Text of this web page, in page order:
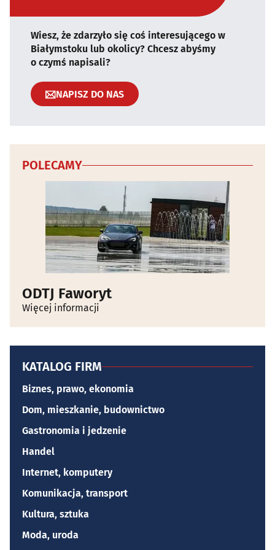
Wiesz, że zdarzyło się coś interesującego w
Białymstoku lub okolicy? Chcesz abyśmy
o czymś napisali?
NAPISZ DO NAS
POLECAMY
ODTJ Faworyt
Więcej informacji
KATALOG FIRM
Biznes, prawo, ekonomia
Dom, mieszkanie, budownictwo
Gastronomia i jedzenie
Handel
Internet, komputery
Komunikacja, transport
Kultura, sztuka
Moda, uroda